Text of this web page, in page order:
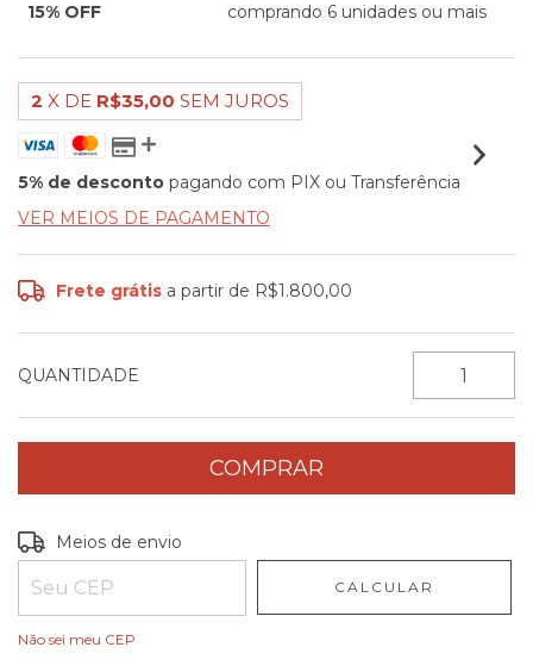
15% OFF comprando 6 unidades ou mais
2 X DE R$35,00 SEM JUROS
5% de desconto pagando com PIX ou Transferência
VER MEIOS DE PAGAMENTO
Frete grátis a partir de R$1.800,00
QUANTIDADE
Entregas para o CEP:
Meios de envio
CALCULAR
Não sei meu CEP